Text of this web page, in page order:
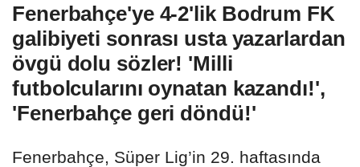
Fenerbahçe'ye 4-2'lik Bodrum FK
galibiyeti sonrası usta yazarlardan
övgü dolu sözler! 'Milli
futbolcularını oynatan kazandı!',
'Fenerbahçe geri döndü!'
Fenerbahçe, Süper Lig’in 29. haftasında